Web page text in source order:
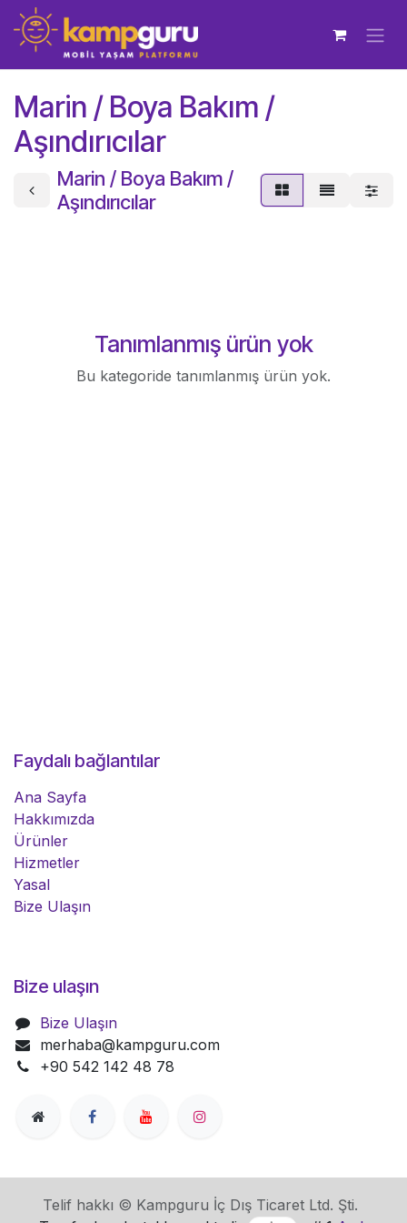
İçereği Atla
Marin / Boya Bakım /
Aşındırıcılar
Marin / Boya Bakım /
Aşındırıcılar
Tanımlanmış ürün yok
Bu kategoride tanımlanmış ürün yok.
Faydalı bağlantılar
Ana Sayfa
Hakkımızda
Ürünler
Hizmetler
Yasal
Bize Ulaşın
Bize ulaşın
Bize Ulaşın
merhaba@kampguru.com
+90 542 142 48 78
Telif hakkı © Kampguru İç Dış Ticaret Ltd. Şti.